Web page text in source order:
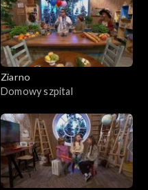
Ziarno
Domowy szpital